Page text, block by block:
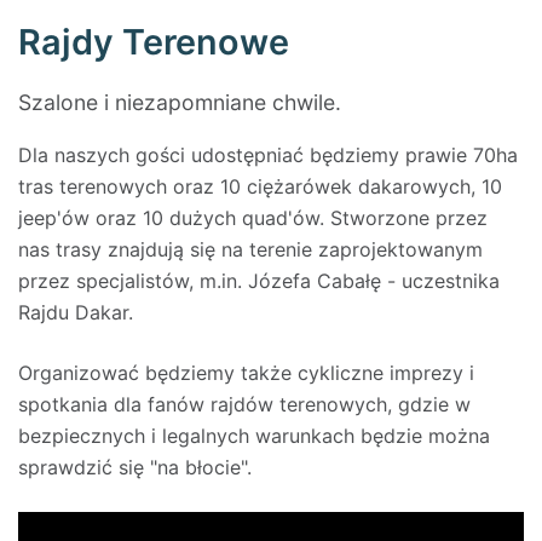
Rajdy Terenowe
Szalone i niezapomniane chwile.
Dla naszych gości udostępniać będziemy prawie 70ha
tras terenowych oraz 10 ciężarówek dakarowych, 10
jeep'ów oraz 10 dużych quad'ów. Stworzone przez
nas trasy znajdują się na terenie zaprojektowanym
przez specjalistów, m.in. Józefa Cabałę - uczestnika
Rajdu Dakar.
Organizować będziemy także cykliczne imprezy i
spotkania dla fanów rajdów terenowych, gdzie w
bezpiecznych i legalnych warunkach będzie można
sprawdzić się "na błocie".